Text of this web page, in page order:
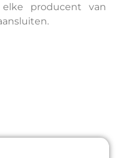
producent van